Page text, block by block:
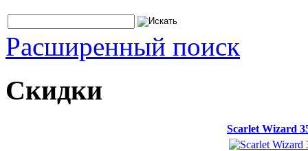
Расширенный поиск
Скидки
Scarlet Wizard